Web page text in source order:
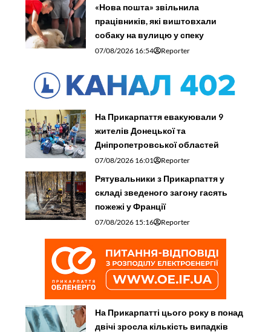
«Нова пошта» звільнила
працівників, які виштовхали
собаку на вулицю у спеку
07/08/2026 16:54 Reporter
На Прикарпаття евакуювали 9
жителів Донецької та
Дніпропетровської областей
07/08/2026 16:01 Reporter
Рятувальники з Прикарпаття у
складі зведеного загону гасять
пожежі у Франції
07/08/2026 15:16 Reporter
На Прикарпатті цього року в понад
двічі зросла кількість випадків